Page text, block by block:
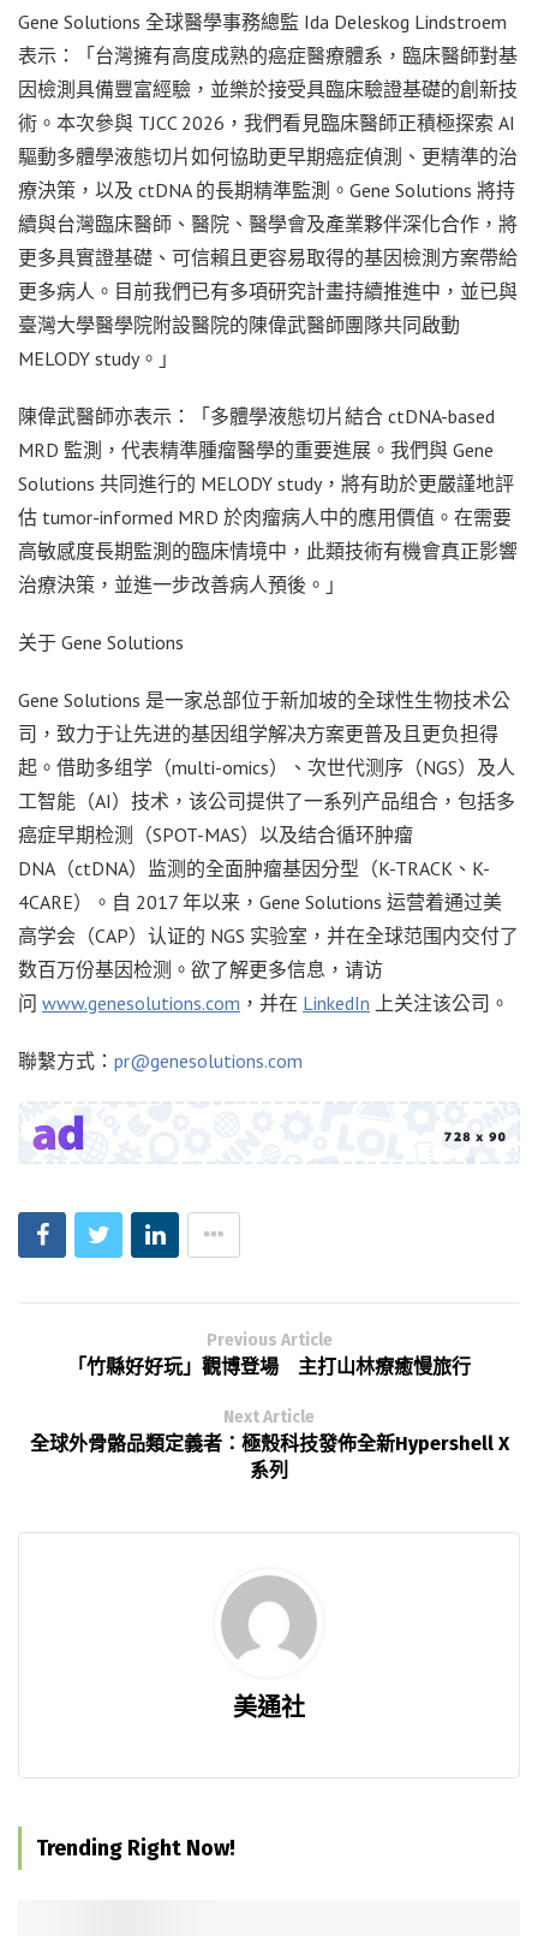
Gene Solutions 全球醫學事務總監 Ida Deleskog Lindstroem
表示：「台灣擁有高度成熟的癌症醫療體系，臨床醫師對基
因檢測具備豐富經驗，並樂於接受具臨床驗證基礎的創新技
術。本次參與 TJCC 2026，我們看見臨床醫師正積極探索 AI
驅動多體學液態切片如何協助更早期癌症偵測、更精準的治
療決策，以及 ctDNA 的長期精準監測。Gene Solutions 將持
續與台灣臨床醫師、醫院、醫學會及產業夥伴深化合作，將
更多具實證基礎、可信賴且更容易取得的基因檢測方案帶給
更多病人。目前我們已有多項研究計畫持續推進中，並已與
臺灣大學醫學院附設醫院的陳偉武醫師團隊共同啟動
MELODY study。」
陳偉武醫師亦表示：「多體學液態切片結合 ctDNA-based
MRD 監測，代表精準腫瘤醫學的重要進展。我們與 Gene
Solutions 共同進行的 MELODY study，將有助於更嚴謹地評
估 tumor-informed MRD 於肉瘤病人中的應用價值。在需要
高敏感度長期監測的臨床情境中，此類技術有機會真正影響
治療決策，並進一步改善病人預後。」
关于 Gene Solutions
Gene Solutions 是一家总部位于新加坡的全球性生物技术公
司，致力于让先进的基因组学解决方案更普及且更负担得
起。借助多组学（multi-omics）、次世代测序（NGS）及人
工智能（AI）技术，该公司提供了一系列产品组合，包括多
癌症早期检测（SPOT-MAS）以及结合循环肿瘤
DNA（ctDNA）监测的全面肿瘤基因分型（K-TRACK、K-
4CARE）。自 2017 年以来，Gene Solutions 运营着通过美
高学会（CAP）认证的 NGS 实验室，并在全球范围内交付了
数百万份基因检测。欲了解更多信息，请访
问 www.genesolutions.com ，并在 LinkedIn 上关注该公司。
聯繫方式： pr@genesolutions.com
Previous Article
「竹縣好好玩」觀博登場 主打山林療癒慢旅行
Next Article
全球外骨骼品類定義者：極殼科技發佈全新Hypershell X
系列
美通社
Trending Right Now!